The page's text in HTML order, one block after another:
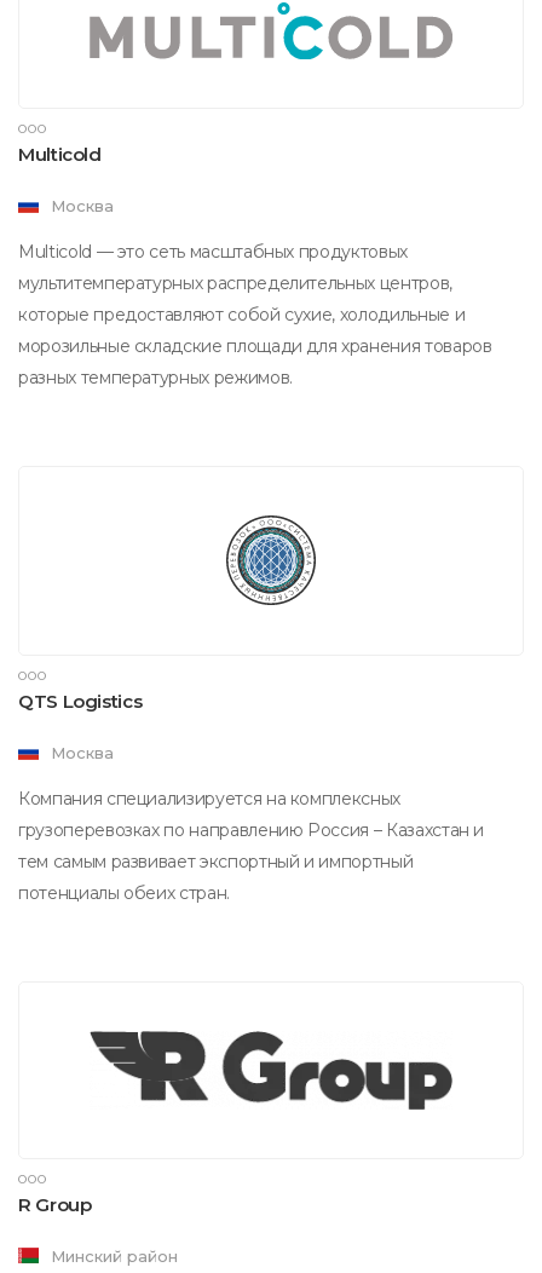
ООО
Multicold
Москва
Multicold — это сеть масштабных продуктовых
мультитемпературных распределительных центров,
которые предоставляют собой сухие, холодильные и
морозильные складские площади для хранения товаров
разных температурных режимов.
ООО
QTS Logistics
Москва
Компания специализируется на комплексных
грузоперевозках по направлению Россия – Казахстан и
тем самым развивает экспортный и импортный
потенциалы обеих стран.
ООО
R Group
Минский район